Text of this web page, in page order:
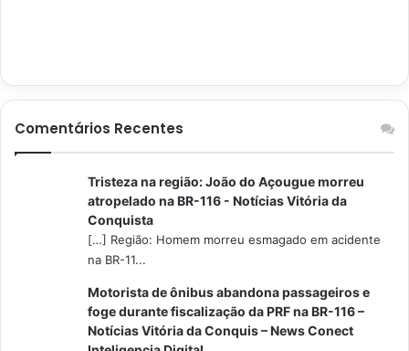
Comentários Recentes
Tristeza na região: João do Açougue morreu
atropelado na BR-116 - Notícias Vitória da
Conquista
[…] Região: Homem morreu esmagado em acidente
na BR-11...
Motorista de ônibus abandona passageiros e
foge durante fiscalização da PRF na BR-116 –
Notícias Vitória da Conquis – News Conect